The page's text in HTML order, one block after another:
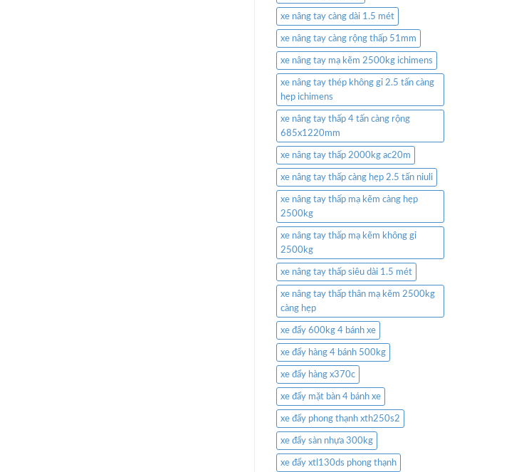
xe nâng tay càng dài 1.5 mét
xe nâng tay càng rộng thấp 51mm
xe nâng tay mạ kẽm 2500kg ichimens
xe nâng tay thép không gỉ 2.5 tấn càng
hẹp ichimens
xe nâng tay thấp 4 tấn càng rộng
685x1220mm
xe nâng tay thấp 2000kg ac20m
xe nâng tay thấp càng hẹp 2.5 tấn niuli
xe nâng tay thấp mạ kẽm càng hẹp
2500kg
xe nâng tay thấp mạ kẽm không gỉ
2500kg
xe nâng tay thấp siêu dài 1.5 mét
xe nâng tay thấp thân mạ kẽm 2500kg
càng hẹp
xe đẩy 600kg 4 bánh xe
xe đẩy hàng 4 bánh 500kg
xe đẩy hàng x370c
xe đẩy mặt bàn 4 bánh xe
xe đẩy phong thạnh xth250s2
xe đẩy sàn nhựa 300kg
xe đẩy xtl130ds phong thạnh